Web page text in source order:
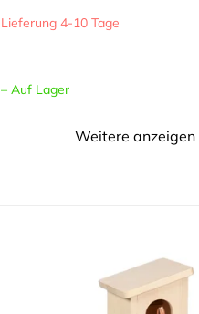
Lieferung 4-10 Tage
– Auf Lager
Weitere anzeigen